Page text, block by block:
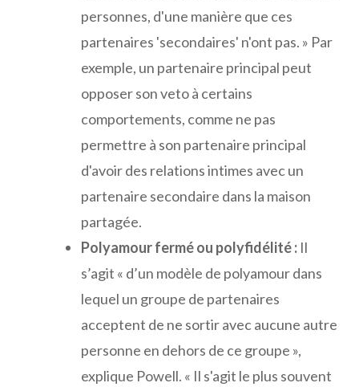
personnes, d'une manière que ces
partenaires 'secondaires' n'ont pas. » Par
exemple, un partenaire principal peut
opposer son veto à certains
comportements, comme ne pas
permettre à son partenaire principal
d'avoir des relations intimes avec un
partenaire secondaire dans la maison
partagée.
Polyamour fermé ou polyfidélité : Il
s’agit « d’un modèle de polyamour dans
lequel un groupe de partenaires
acceptent de ne sortir avec aucune autre
personne en dehors de ce groupe »,
explique Powell. « Il s'agit le plus souvent